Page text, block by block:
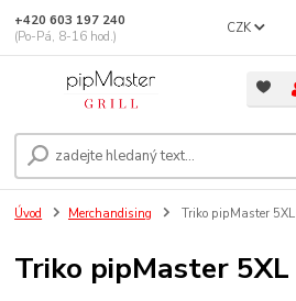
CZK
+420 603 197 240
(Po-Pá, 8-16 hod.)
Úvod Merchandising Triko pipMaster 5XL
Triko pipMaster 5XL